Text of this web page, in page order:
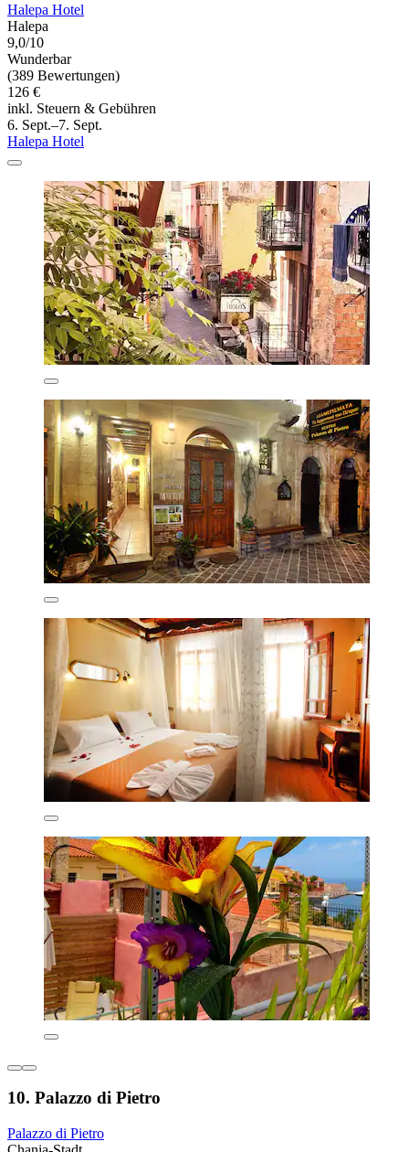
Halepa Hotel
Halepa
9,0/10
Wunderbar
(389 Bewertungen)
126 €
inkl. Steuern & Gebühren
6. Sept.–7. Sept.
Halepa Hotel
10. Palazzo di Pietro
Palazzo di Pietro